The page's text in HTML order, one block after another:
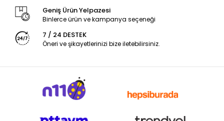
Geniş Ürün Yelpazesi
Binlerce ürün ve kampanya seçeneği
7 / 24 DESTEK
Öneri ve şikayetlerinizi bize iletebilirsiniz.